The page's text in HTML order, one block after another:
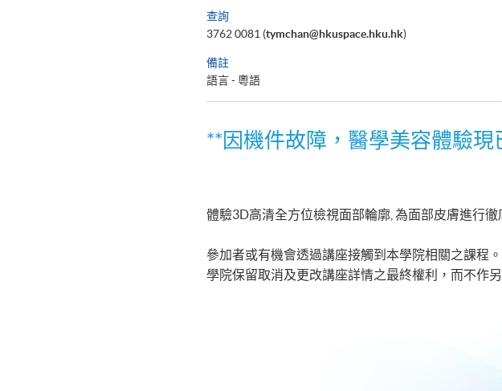
查詢
3762 0081 (tymchan@hkuspace.hku.hk)
備註
語言 - 粵語
**因機件故障，醫學美容體驗
體驗3D高清全方位檢視面部輪廓, 為面部皮膚進行徹
參加者或有機會透過講座接觸到本學院相關之課程。
學院保留取消及更改講座詳情之最終權利，而不作另